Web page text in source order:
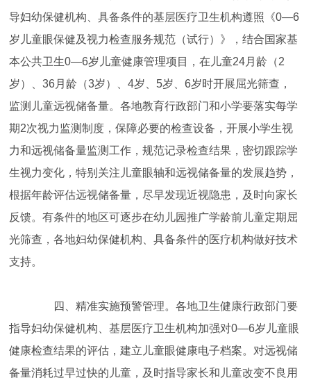
导妇幼保健机构、具备条件的基层医疗卫生机构遵照《0—6
岁儿童眼保健及视力检查服务规范（试行）》，结合国家基
本公共卫生0—6岁儿童健康管理项目，在儿童24月龄（2
岁）、36月龄（3岁）、4岁、5岁、6岁时开展屈光筛查，
监测儿童远视储备量。各地教育行政部门和小学要落实每学
期2次视力监测制度，保障必要的检查设备，开展小学生视
力和远视储备量监测工作，规范记录检查结果，密切跟踪学
生视力变化，特别关注儿童眼轴和远视储备量的发展趋势，
根据年龄评估远视储备量，尽早发现近视隐患，及时向家长
反馈。有条件的地区可逐步在幼儿园推广学龄前儿童定期屈
光筛查，各地妇幼保健机构、具备条件的医疗机构做好技术
支持。
四、精准实施预警管理。各地卫生健康行政部门要
指导妇幼保健机构、基层医疗卫生机构加强对0—6岁儿童眼
健康检查结果的评估，建立儿童眼健康电子档案。对远视储
备量消耗过早过快的儿童，及时指导家长和儿童改变不良用